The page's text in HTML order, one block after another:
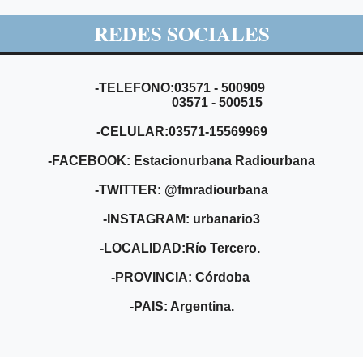
REDES SOCIALES
-TELEFONO:03571 - 500909
03571 - 500515
-CELULAR:03571-15569969
-FACEBOOK: Estacionurbana Radiourbana
-TWITTER: @fmradiourbana
-INSTAGRAM: urbanario3
-LOCALIDAD:Río Tercero.
-PROVINCIA: Córdoba
-PAIS: Argentina.